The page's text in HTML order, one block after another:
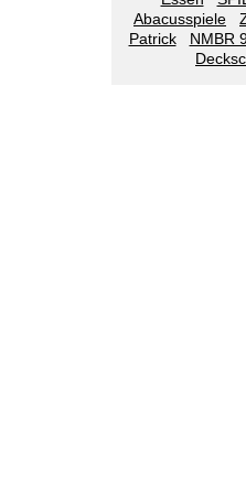
Abacusspiele
Patrick
NMBR